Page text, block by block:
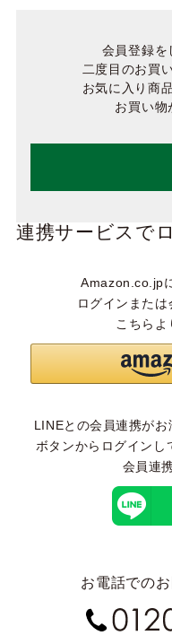
会員登録を
二度目のお買
お気に入り商
お買い物
連携サービスで
Amazon.co.jp
ログインまたは
こちらよ
LINEとの会員連携がお
ボタンからログインし
会員連
お電話での